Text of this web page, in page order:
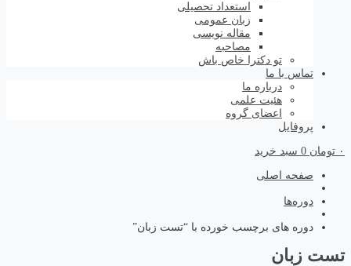
استعداد تحصیلی
زبان عمومی
مقاله نویسی
مصاحبه
تو دکترا خاص باش
تماس با ما
درباره ما
هئیت علمی
اعضای گروه
پروفایل
۰ تومان 0 سبد خرید
صفحه اصلی
دوره‌ها
دوره های برچسب خورده با “تست زبان”
تست زبان